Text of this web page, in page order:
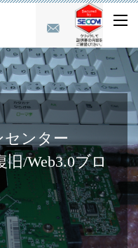
ンター
/Web3.0ブロ